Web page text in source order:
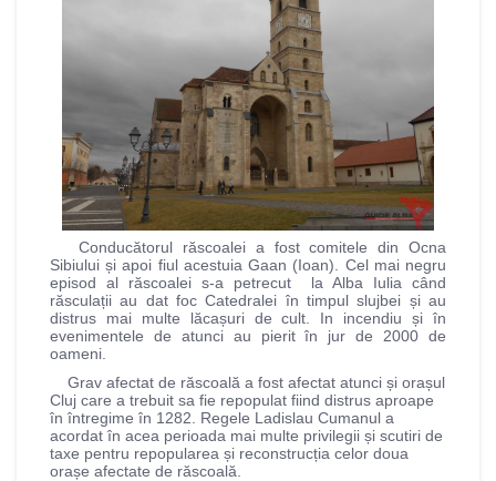
Conducătorul răscoalei a fost comitele din Ocna
Sibiului și apoi fiul acestuia Gaan (Ioan). Cel mai negru
episod al răscoalei s-a petrecut la Alba Iulia când
răsculații au dat foc Catedralei în timpul slujbei și au
distrus mai multe lăcașuri de cult. In incendiu și în
evenimentele de atunci au pierit în jur de 2000 de
oameni.
Grav afectat de răscoală a fost afectat atunci și orașul
Cluj care a trebuit sa fie repopulat fiind distrus aproape
în întregime în 1282. Regele Ladislau Cumanul a
acordat în acea perioada mai multe privilegii și scutiri de
taxe pentru repopularea și reconstrucția celor doua
orașe afectate de răscoală.